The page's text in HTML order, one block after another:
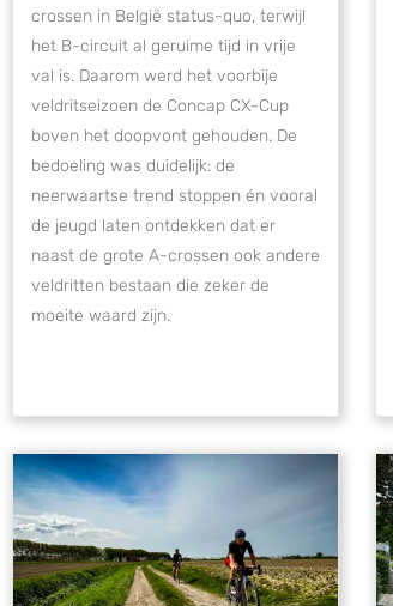
crossen in België status-quo, terwijl
het B-circuit al geruime tijd in vrije
val is. Daarom werd het voorbije
veldritseizoen de Concap CX-Cup
boven het doopvont gehouden. De
bedoeling was duidelijk: de
neerwaartse trend stoppen én vooral
de jeugd laten ontdekken dat er
naast de grote A-crossen ook andere
veldritten bestaan die zeker de
moeite waard zijn.